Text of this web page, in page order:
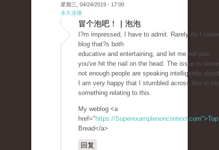
星期三, 04/24/2019 - 17:00
永久连接
冒个泡吧！ | 泡泡
I?m impressed, I have to admit. Rarely do I
blog that?s both
educative and entertaining, and let me tell you,
you've hit the nail on the head. The issue is
not enough people are speaking intelligently
I am very happy that I stumbled across this in
something relating to this.
My weblog <a
href=" https://Superexamplenoncontext.com">Top
Bread</a>
回复